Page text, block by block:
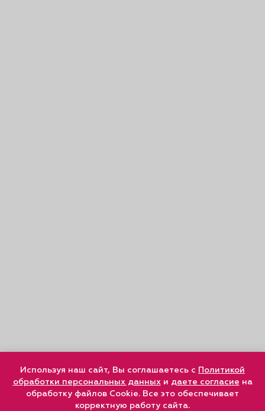
Используя наш сайт, Вы соглашаетесь с Политикой
обработки персональных данныхи даете согласие на
обработку файлов Cookie. Все это обеспечивает
корректную работу сайта.